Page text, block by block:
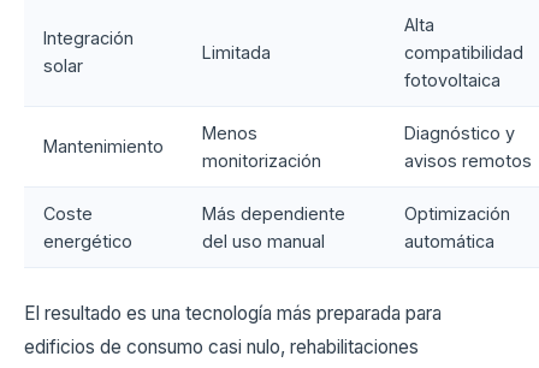
Integración
solar
Limitada
Alta
compatibilidad
fotovoltaica
Mantenimiento
Menos
monitorización
Diagnóstico y
avisos remotos
Coste
energético
Más dependiente
del uso manual
Optimización
automática
El resultado es una tecnología más preparada para
edificios de consumo casi nulo, rehabilitaciones